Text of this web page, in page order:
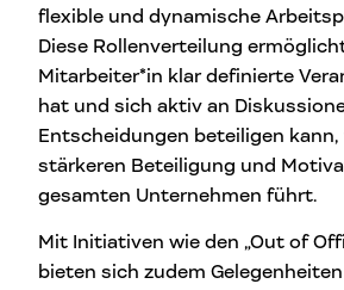
flexible und dynamische
Diese Rollenverteilung
Mitarbeiter*in klar definierte
hat und sich aktiv an
Entscheidungen beteiligen kann,
stärkeren Beteiligung und
gesamten Unternehmen führt.
Mit Initiativen wie den „Out of
bieten sich zudem